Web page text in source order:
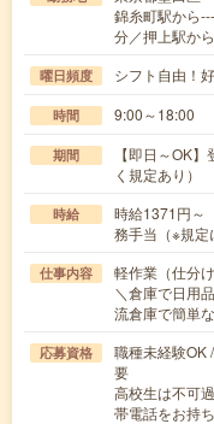
錦糸町駅から
分／押上駅か
曜日頻度 シフト自由！
時間 9:00～18:00
期間
【即日～OK
く規定あり）
時給
時給1371円
務手当（※規定
仕事内容
軽作業（仕分
＼倉庫で日用
流倉庫で簡単
応募資格
職種未経験OK
要
高校生は不可
帯電話をお持